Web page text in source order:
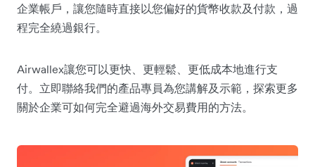
企業帳戶，讓您隨時直接以您偏好的貨幣收款及付款，過
程完全繞過銀行。
Airwallex讓您可以更快、更輕鬆、更低成本地進行支
付。立即聯絡我們的產品專員為您講解及示範，探索更多
關於企業可如何完全避過海外交易費用的方法。